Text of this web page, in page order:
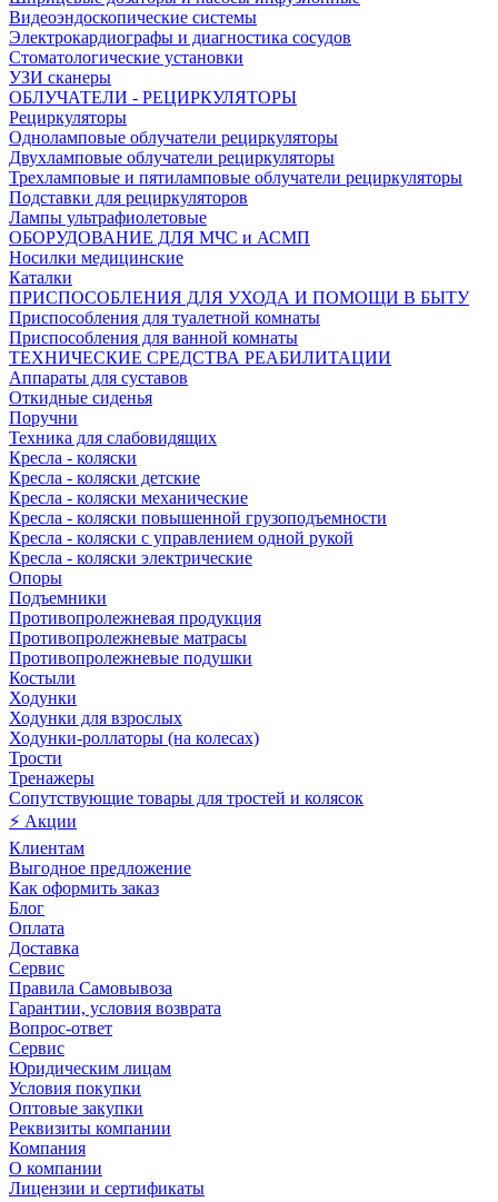
Видеоэндоскопические системы
Электрокардиографы и диагностика сосудов
Стоматологические установки
УЗИ сканеры
ОБЛУЧАТЕЛИ - РЕЦИРКУЛЯТОРЫ
Рециркуляторы
Одноламповые облучатели рециркуляторы
Двухламповые облучатели рециркуляторы
Трехламповые и пятиламповые облучатели рециркуляторы
Подставки для рециркуляторов
Лампы ультрафиолетовые
ОБОРУДОВАНИЕ ДЛЯ МЧС и АСМП
Носилки медицинские
Каталки
ПРИСПОСОБЛЕНИЯ ДЛЯ УХОДА И ПОМОЩИ В БЫТУ
Приспособления для туалетной комнаты
Приспособления для ванной комнаты
ТЕХНИЧЕСКИЕ СРЕДСТВА РЕАБИЛИТАЦИИ
Аппараты для суставов
Откидные сиденья
Поручни
Техника для слабовидящих
Кресла - коляски
Кресла - коляски детские
Кресла - коляски механические
Кресла - коляски повышенной грузоподъемности
Кресла - коляски с управлением одной рукой
Кресла - коляски электрические
Опоры
Подъемники
Противопролежневая продукция
Противопролежневые матрасы
Противопролежневые подушки
Костыли
Ходунки
Ходунки для взрослых
Ходунки-роллаторы (на колесах)
Трости
Тренажеры
Сопутствующие товары для тростей и колясок
⚡ Акции
Клиентам
Выгодное предложение
Как оформить заказ
Блог
Оплата
Доставка
Сервис
Правила Самовывоза
Гарантии, условия возврата
Вопрос-ответ
Сервис
Юридическим лицам
Условия покупки
Оптовые закупки
Реквизиты компании
Компания
О компании
Лицензии и сертификаты